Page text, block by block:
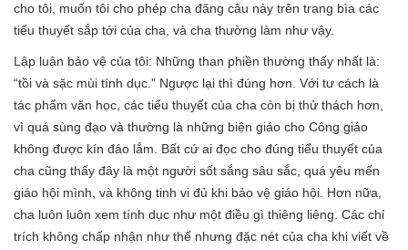
cho tôi, muốn tôi cho phép cha đăng câu này trên trang bìa các
tiểu thuyết sắp tới của cha, và cha thường làm như vậy.
Lập luận bảo vệ của tôi: Những than phiền thường thấy nhất là:
“tồi và sặc mùi tính dục.” Ngược lại thì đúng hơn. Với tư cách là
tác phẩm văn học, các tiểu thuyết của cha còn bị thử thách hơn,
vì quá sùng đạo và thường là những biện giáo cho Công giáo
không được kín đáo lắm. Bất cứ ai đọc cho đúng tiểu thuyết của
cha cũng thấy đây là một người sốt sắng sâu sắc, quá yêu mến
giáo hội mình, và không tinh vi đủ khi bảo vệ giáo hội. Hơn nữa,
cha luôn luôn xem tính dục như một điều gì thiêng liêng. Các chỉ
trích không chấp nhận như thế nhưng đặc nét của cha khi viết về